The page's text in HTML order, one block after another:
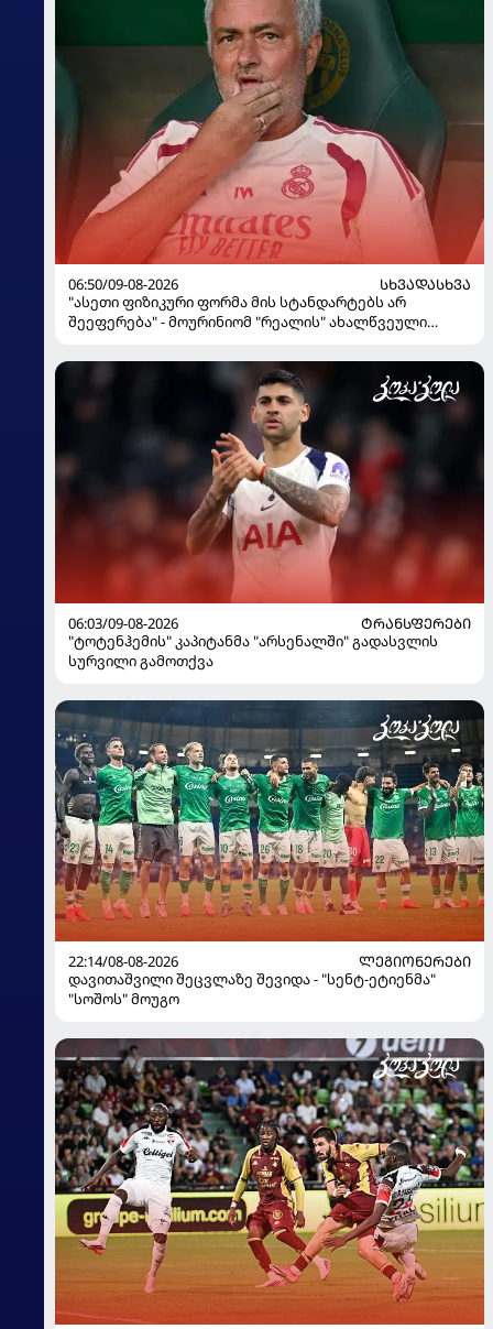
06:50/09-08-2026
ᲡᲮᲕᲐᲓᲐᲡᲮᲕᲐ
"ასეთი ფიზიკური ფორმა მის სტანდარტებს არ
შეეფერება" - მოურინიომ "რეალის" ახალწვეული
06:03/09-08-2026
ᲢᲠᲐᲜᲡᲤᲔᲠᲔᲑᲘ
"ტოტენჰემის" კაპიტანმა "არსენალში" გადასვლის
სურვილი გამოთქვა
22:14/08-08-2026
ᲚᲔᲒᲘᲝᲜᲔᲠᲔᲑᲘ
დავითაშვილი შეცვლაზე შევიდა - "სენტ-ეტიენმა"
"სოშოს" მოუგო